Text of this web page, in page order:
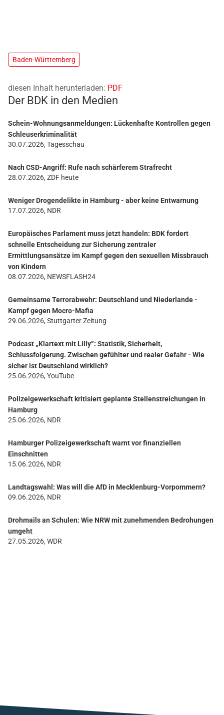
Baden-Württemberg
diesen Inhalt herunterladen: PDF
Der BDK in den Medien
Schein-Wohnungsanmeldungen: Lückenhafte Kontrollen gegen
Schleuserkriminalität
30.07.2026, Tagesschau
Nach CSD-Angriff: Rufe nach schärferem Strafrecht
28.07.2026, ZDF heute
Weniger Drogendelikte in Hamburg - aber keine Entwarnung
17.07.2026, NDR
Europäisches Parlament muss jetzt handeln: BDK fordert
schnelle Entscheidung zur Sicherung zentraler
Ermittlungsansätze im Kampf gegen den sexuellen Missbrauch
von Kindern
08.07.2026, NEWSFLASH24
Gemeinsame Terrorabwehr: Deutschland und Niederlande -
Kampf gegen Mocro-Mafia
29.06.2026, Stuttgarter Zeitung
Podcast „Klartext mit Lilly“: Statistik, Sicherheit,
Schlussfolgerung. Zwischen gefühlter und realer Gefahr - Wie
sicher ist Deutschland wirklich?
25.06.2026, YouTube
Polizeigewerkschaft kritisiert geplante Stellenstreichungen in
Hamburg
25.06.2026, NDR
Hamburger Polizeigewerkschaft warnt vor finanziellen
Einschnitten
15.06.2026, NDR
Landtagswahl: Was will die AfD in Mecklenburg-Vorpommern?
09.06.2026, NDR
Drohmails an Schulen: Wie NRW mit zunehmenden Bedrohungen
umgeht
27.05.2026, WDR